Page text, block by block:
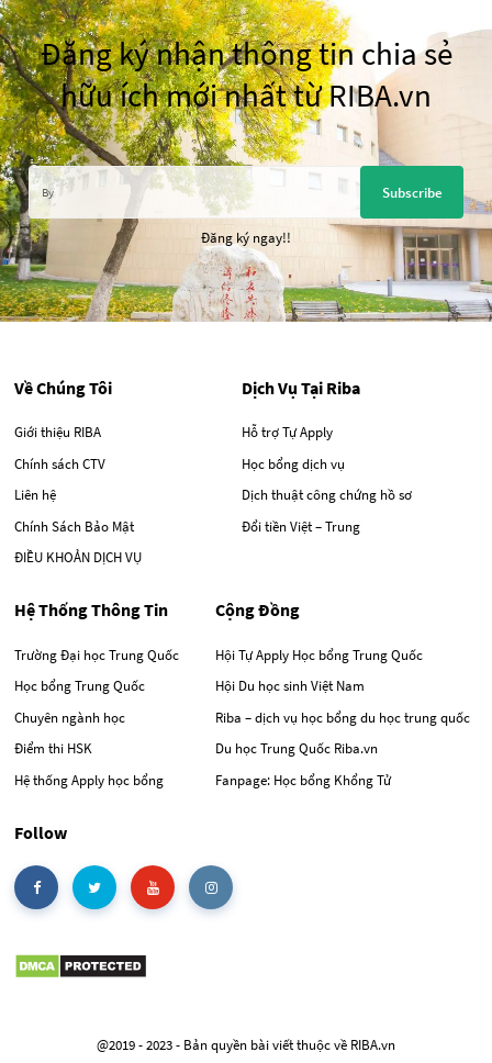
Đăng ký nhận thông tin chia sẻ
hữu ích mới nhất từ RIBA.vn
Subscribe
Đăng ký ngay!!
Về Chúng Tôi
Giới thiệu RIBA
Chính sách CTV
Liên hệ
Chính Sách Bảo Mật
ĐIỀU KHOẢN DỊCH VỤ
Dịch Vụ Tại Riba
Hỗ trợ Tự Apply
Học bổng dịch vụ
Dịch thuật công chứng hồ sơ
Đổi tiền Việt – Trung
Hệ Thống Thông Tin
Trường Đại học Trung Quốc
Học bổng Trung Quốc
Chuyên ngành học
Điểm thi HSK
Hệ thống Apply học bổng
Cộng Đồng
Hội Tự Apply Học bổng Trung Quốc
Hội Du học sinh Việt Nam
Riba – dịch vụ học bổng du học trung quốc
Du học Trung Quốc Riba.vn
Fanpage: Học bổng Khổng Tử
Follow
@2019 - 2023 - Bản quyền bài viết thuộc về RIBA.vn